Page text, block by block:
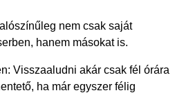
nem csak saját
hanem másokat is.
Visszaaludni akár csak fél órára
ha már egyszer félig